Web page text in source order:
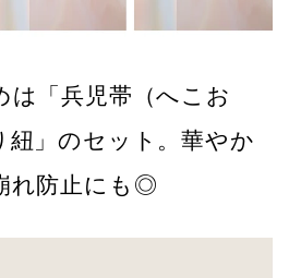
は「兵児帯（へこお
紐」のセット。華やか
れ防止にも◎